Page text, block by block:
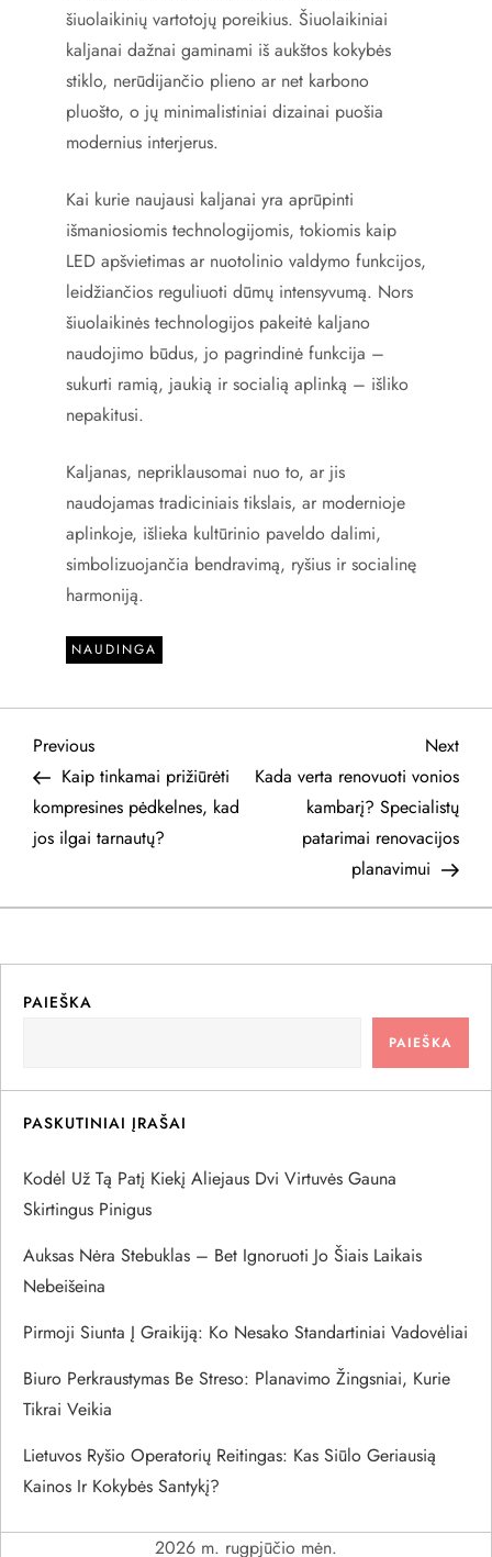
šiuolaikinių vartotojų poreikius. Šiuolaikiniai
kaljanai dažnai gaminami iš aukštos kokybės
stiklo, nerūdijančio plieno ar net karbono
pluošto, o jų minimalistiniai dizainai puošia
modernius interjerus.
Kai kurie naujausi kaljanai yra aprūpinti
išmaniosiomis technologijomis, tokiomis kaip
LED apšvietimas ar nuotolinio valdymo funkcijos,
leidžiančios reguliuoti dūmų intensyvumą. Nors
šiuolaikinės technologijos pakeitė kaljano
naudojimo būdus, jo pagrindinė funkcija –
sukurti ramią, jaukią ir socialią aplinką – išliko
nepakitusi.
Kaljanas, nepriklausomai nuo to, ar jis
naudojamas tradiciniais tikslais, ar modernioje
aplinkoje, išlieka kultūrinio paveldo dalimi,
simbolizuojančia bendravimą, ryšius ir socialinę
harmoniją.
NAUDINGA
N
a
v
i
g
a
i
j
a
t
a
r
p
į
r
Previous
Post
Previous
Kaip tinkamai prižiūrėti
kompresines pėdkelnes, kad
jos ilgai tarnautų?
Next
Post
Next
Kada verta renovuoti vonios
kambarį? Specialistų
patarimai renovacijos
planavimui
PAIEŠKA
PAIEŠKA
PASKUTINIAI ĮRAŠAI
Kodėl Už Tą Patį Kiekį Aliejaus Dvi Virtuvės Gauna
Skirtingus Pinigus
Auksas Nėra Stebuklas – Bet Ignoruoti Jo Šiais Laikais
Nebeišeina
Pirmoji Siunta Į Graikiją: Ko Nesako Standartiniai Vadovėliai
Biuro Perkraustymas Be Streso: Planavimo Žingsniai, Kurie
Tikrai Veikia
Lietuvos Ryšio Operatorių Reitingas: Kas Siūlo Geriausią
Kainos Ir Kokybės Santykį?
2026 m. rugpjūčio mėn.